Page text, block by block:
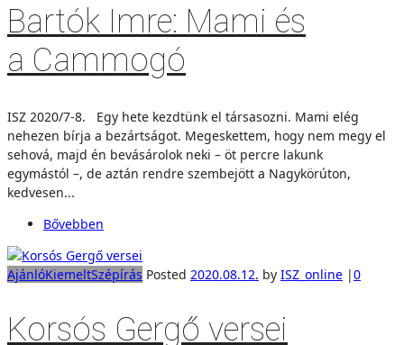
Bartók Imre: Mami és
a Cammogó
ISZ 2020/7-8. Egy hete kezdtünk el társasozni. Mami elég
nehezen bírja a bezártságot. Megeskettem, hogy nem megy el
sehová, majd én bevásárolok neki – öt percre lakunk
egymástól –, de aztán rendre szembejött a Nagykörúton,
kedvesen...
Bővebben
AjánlóKiemeltSzépírás Posted 2020.08.12. by ISZ_online |0
Korsós Gergő versei